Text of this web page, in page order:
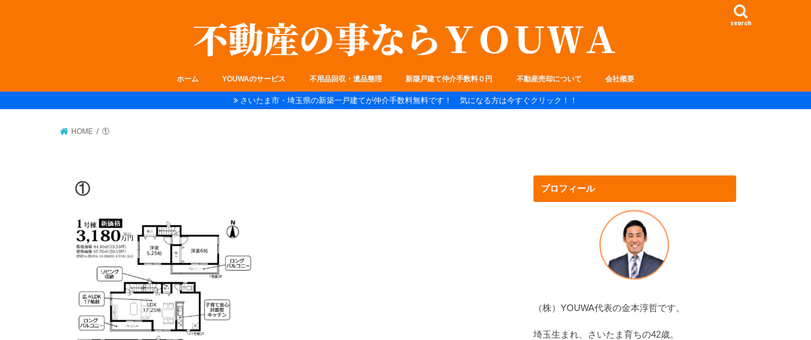
search
ホーム YOUWAのサービス 不用品回収・遺品整理 新築戸建て仲介手数料０円 不動産売却について 会社概要
さいたま市・埼玉県の新築一戸建てが仲介手数料無料です！ 気になる方は今すぐクリック！！
HOME ①
① プロフィール
（株）YOUWA代表の金本淳哲です。
埼玉生まれ、さいたま育ちの42歳。